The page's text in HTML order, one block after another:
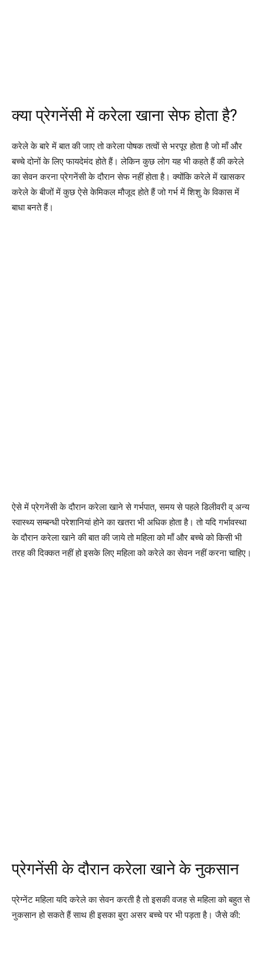
क्या प्रेगनेंसी में करेला खाना सेफ होता है?
करेले के बारे में बात की जाए तो करेला पोषक तत्वों से भरपूर होता है जो माँ और
बच्चे दोनों के लिए फायदेमंद होते हैं। लेकिन कुछ लोग यह भी कहते हैं की करेले
का सेवन करना प्रेगनेंसी के दौरान सेफ नहीं होता है। क्योंकि करेले में खासकर
करेले के बीजों में कुछ ऐसे केमिकल मौजूद होते हैं जो गर्भ में शिशु के विकास में
बाधा बनते हैं।
ऐसे में प्रेगनेंसी के दौरान करेला खाने से गर्भपात, समय से पहले डिलीवरी व् अन्य
स्वास्थ्य सम्बन्धी परेशानियां होने का खतरा भी अधिक होता है। तो यदि गर्भावस्था
के दौरान करेला खाने की बात की जाये तो महिला को माँ और बच्चे को किसी भी
तरह की दिक्कत नहीं हो इसके लिए महिला को करेले का सेवन नहीं करना चाहिए।
प्रेगनेंसी के दौरान करेला खाने के नुकसान
प्रेग्नेंट महिला यदि करेले का सेवन करती है तो इसकी वजह से महिला को बहुत से
नुकसान हो सकते हैं साथ ही इसका बुरा असर बच्चे पर भी पड़ता है। जैसे की: